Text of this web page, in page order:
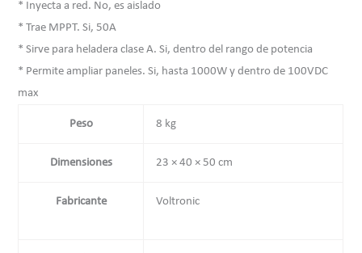
* Inyecta a red. No, es aislado
* Trae MPPT. Si, 50A
* Sirve para heladera clase A. Si, dentro del rango de potencia
* Permite ampliar paneles. Si, hasta 1000W y dentro de 100VDC
max
Peso 8 kg
Dimensiones 23 × 40 × 50 cm
Fabricante Voltronic